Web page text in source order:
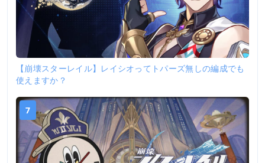
【崩壊スターレイル】レイシオってトパーズ無しの編成でも
使えますか？
7